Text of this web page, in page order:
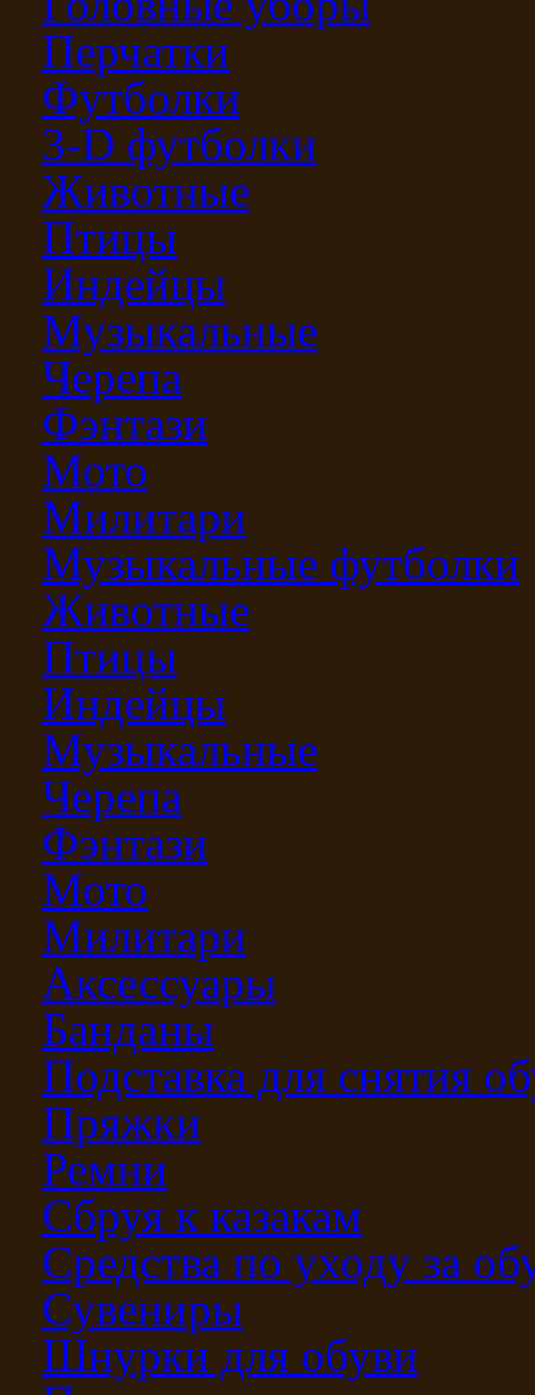
Перчатки
Футболки
3-D футболки
Животные
Птицы
Индейцы
Музыкальные
Черепа
Фэнтази
Мото
Милитари
Музыкальные футболки
Животные
Птицы
Индейцы
Музыкальные
Черепа
Фэнтази
Мото
Милитари
Аксессуары
Банданы
Подставка для снятия
Пряжки
Ремни
Сбруя к казакам
Средства по уходу за
Сувениры
Шнурки для обуви